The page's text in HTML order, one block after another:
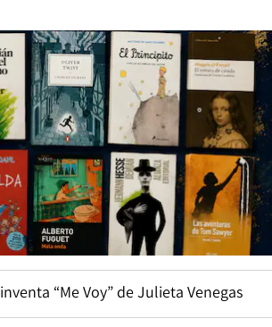
“Me Voy” de Julieta Venegas